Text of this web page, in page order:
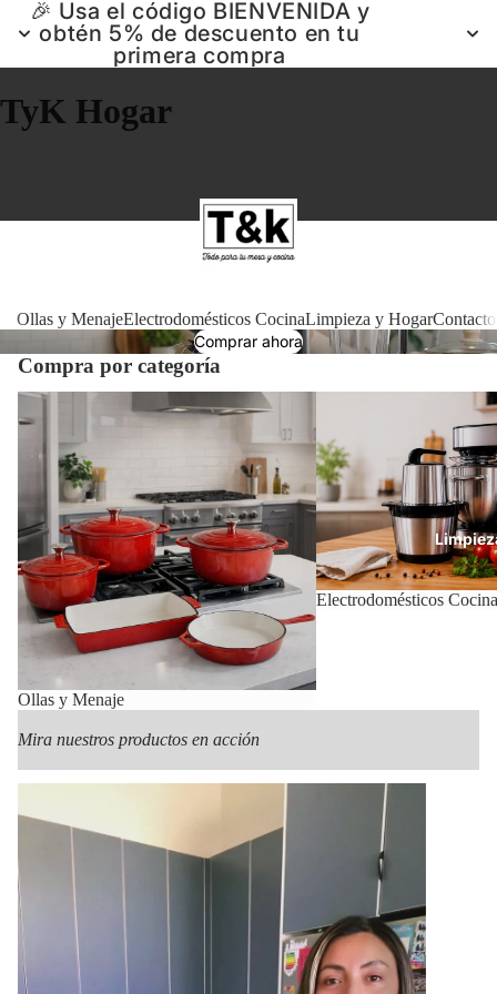
🎉 Usa el código BIENVENIDA y
obtén 5% de descuento en tu
primera compra
TyK Hogar
Ollas y MenajeElectrodomésticos CocinaLimpieza y HogarContacto
Comprar ahora
Compra por categoría
Ollas y Menaje
Ollas y Menaje
Electrodomésticos Cocina
Electrodomésticos Cocina
Mira nuestros productos en acción